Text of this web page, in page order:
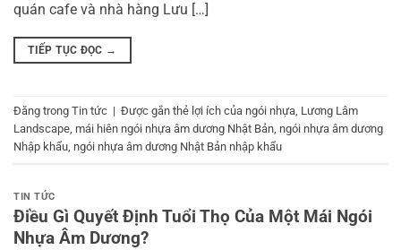
quán cafe và nhà hàng Lưu […]
TIẾP TỤC ĐỌC →
Đăng trong Tin tức | Được gắn thẻ lợi ích của ngói nhựa, Lương Lâm
Landscape, mái hiên ngói nhựa âm dương Nhật Bản, ngói nhựa âm dương
Nhập khẩu, ngói nhựa âm dương Nhật Bản nhập khẩu
TIN TỨC
Điều Gì Quyết Định Tuổi Thọ Của Một Mái Ngói
Nhựa Âm Dương?